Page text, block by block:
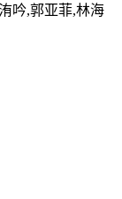
吟,郭亚菲,林海